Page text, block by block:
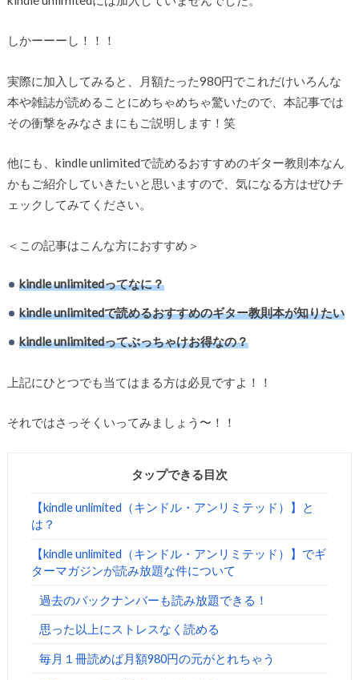
しかーーーし！！！
実際に加入してみると、月額たった980円でこれだけいろんな
本や雑誌が読めることにめちゃめちゃ驚いたので、本記事では
その衝撃をみなさまにもご説明します！笑
他にも、kindle unlimitedで読めるおすすめのギター教則本なん
かもご紹介していきたいと思いますので、気になる方はぜひチ
ェックしてみてください。
＜この記事はこんな方におすすめ＞
kindle unlimitedってなに？
kindle unlimitedで読めるおすすめのギター教則本が知りたい
kindle unlimitedってぶっちゃけお得なの？
上記にひとつでも当てはまる方は必見ですよ！！
それではさっそくいってみましょう〜！！
タップできる目次
【kindle unlimited（キンドル・アンリミテッド）】と
は？
【kindle unlimited（キンドル・アンリミテッド）】でギ
ターマガジンが読み放題な件について
過去のバックナンバーも読み放題できる！
思った以上にストレスなく読める
毎月１冊読めば月額980円の元がとれちゃう